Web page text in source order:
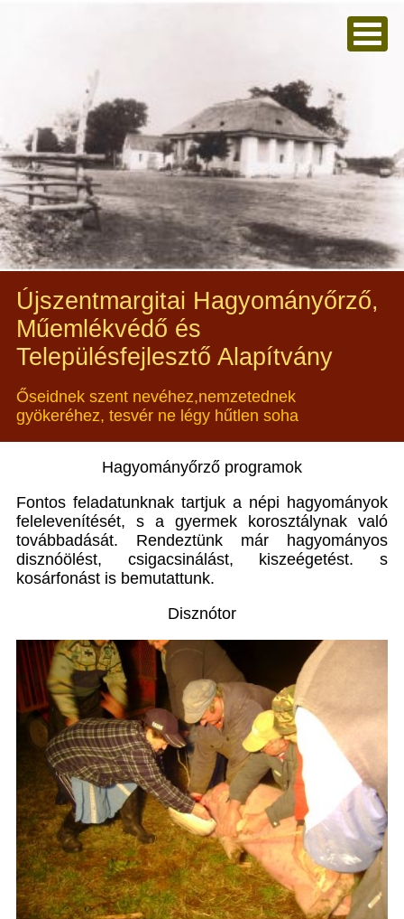
Újszentmargitai Hagyományőrző,
Műemlékvédő és
Településfejlesztő Alapítvány
Őseidnek szent nevéhez,nemzetednek
gyökeréhez, tesvér ne légy hűtlen soha
Hagyományőrző programok
Fontos feladatunknak tartjuk a népi hagyományok
felelevenítését, s a gyermek korosztálynak való
továbbadását. Rendeztünk már hagyományos
disznóölést, csigacsinálást, kiszeégetést. s
kosárfonást is bemutattunk.
Disznótor